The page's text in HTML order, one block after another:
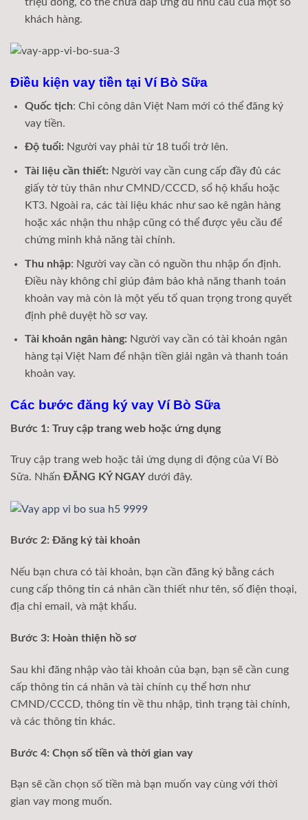
triệu đồng, có thể chưa đáp ứng đủ nhu cầu của một số
khách hàng.
Điều kiện vay tiền tại Ví Bò Sữa
Quốc tịch: Chỉ công dân Việt Nam mới có thể đăng ký
vay tiền.
Độ tuổi: Người vay phải từ 18 tuổi trở lên.
Tài liệu cần thiết: Người vay cần cung cấp đầy đủ các
giấy tờ tùy thân như CMND/CCCD, sổ hộ khẩu hoặc
KT3. Ngoài ra, các tài liệu khác như sao kê ngân hàng
hoặc xác nhận thu nhập cũng có thể được yêu cầu để
chứng minh khả năng tài chính.
Thu nhập: Người vay cần có nguồn thu nhập ổn định.
Điều này không chỉ giúp đảm bảo khả năng thanh toán
khoản vay mà còn là một yếu tố quan trọng trong quyết
định phê duyệt hồ sơ vay.
Tài khoản ngân hàng: Người vay cần có tài khoản ngân
hàng tại Việt Nam để nhận tiền giải ngân và thanh toán
khoản vay.
Các bước đăng ký vay Ví Bò Sữa
Bước 1: Truy cập trang web hoặc ứng dụng
Truy cập trang web hoặc tải ứng dụng di động của Ví Bò
Sữa. Nhấn ĐĂNG KÝ NGAYdưới đây.
Bước 2: Đăng ký tài khoản
Nếu bạn chưa có tài khoản, bạn cần đăng ký bằng cách
cung cấp thông tin cá nhân cần thiết như tên, số điện thoại,
địa chỉ email, và mật khẩu.
Bước 3: Hoàn thiện hồ sơ
Sau khi đăng nhập vào tài khoản của bạn, bạn sẽ cần cung
cấp thông tin cá nhân và tài chính cụ thể hơn như
CMND/CCCD, thông tin về thu nhập, tình trạng tài chính,
và các thông tin khác.
Bước 4: Chọn số tiền và thời gian vay
Bạn sẽ cần chọn số tiền mà bạn muốn vay cùng với thời
gian vay mong muốn.